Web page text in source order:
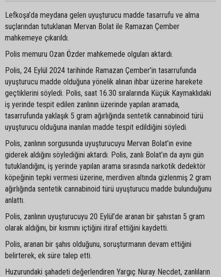
Lefkoşa’da meydana gelen uyuşturucu madde tasarrufu ve alma
suçlarından tutuklanan Mervan Bolat ile Ramazan Çember
mahkemeye çıkarıldı.
Polis memuru Ozan Özder mahkemede olguları aktardı.
Polis, 24 Eylül 2024 tarihinde Ramazan Çember’in tasarrufunda
uyuşturucu madde olduğuna yönelik alınan ihbar üzerine harekete
geçtiklerini söyledi. Polis, saat 16.30 sıralarında Küçük Kaymaklıdaki
iş yerinde tespit edilen zanlının üzerinde yapılan aramada,
tasarrufunda yaklaşık 5 gram ağırlığında sentetik cannabinoid türü
uyuşturucu olduğuna inanılan madde tespit edildiğini söyledi.
Polis, zanlının sorgusunda uyuşturucuyu Mervan Bolat’ın evine
giderek aldığını söylediğini aktardı. Polis, zanlı Bolat’ın da aynı gün
tutuklandığını, iş yerinde yapılan arama sırasında narkotik dedektör
köpeğinin tepki vermesi üzerine, merdiven altında gizlenmiş 2 gram
ağırlığında sentetik cannabinoid türü uyuşturucu madde bulunduğunu
anlattı.
Polis, zanlının uyuşturucuyu 20 Eylül’de aranan bir şahıstan 5 gram
olarak aldığını, bir kısmını içtiğini itiraf ettiğini kaydetti.
Polis, aranan bir şahıs olduğunu, soruşturmanın devam ettiğini
belirterek, ek süre talep etti.
Huzurundaki şahadeti değerlendiren Yargıç Nuray Necdet, zanlıların